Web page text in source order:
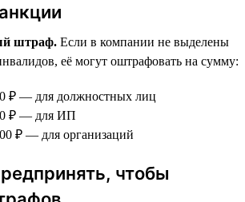
штраф. Если в компании не выделены
её могут оштрафовать на сумму:
₽ — для должностных лиц
₽ — для ИП
₽ — для организаций
чтобы